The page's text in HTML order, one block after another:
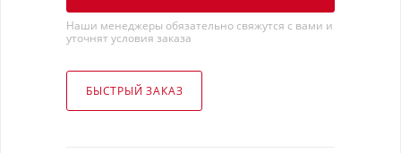
Наши менеджеры обязательно свяжутся с вами и
уточнят условия заказа
БЫСТРЫЙ ЗАКАЗ